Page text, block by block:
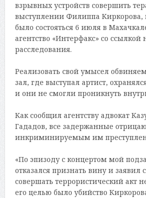
взрывных устройств совершить
выступлении Филиппа Киркорова,
было состояться 6 июля в
агентство «Интерфакс» со
расследования.
Реализовать свой умысел
зал, где выступал артист,
и они не смогли проникнуть
Как сообщил агентству адвокат
Гададов, все задержанные
инкриминируемым им
«По эпизоду с концертом мой
отказался признать вину и заявил
совершать террористический акт
его целью было убийство